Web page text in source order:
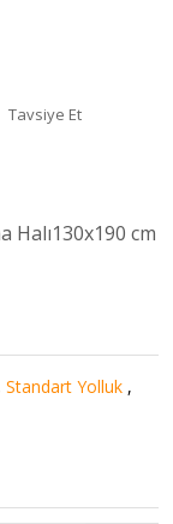
Tavsiye Et
Halı130x190 cm
Standart Yolluk ,